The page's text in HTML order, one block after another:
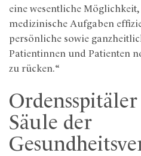
eine wesentliche
medizinische Aufgaben
persönliche sowie
Patientinnen und Patienten
zu rücken.“
Säule der